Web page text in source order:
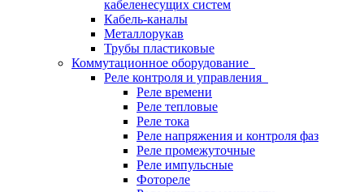
кабеленесущих систем
Кабель-каналы
Металлорукав
Трубы пластиковые
Коммутационное оборудование
Реле контроля и управления
Реле времени
Реле тепловые
Реле тока
Реле напряжения и контроля фаз
Реле промежуточные
Реле импульсные
Фотореле